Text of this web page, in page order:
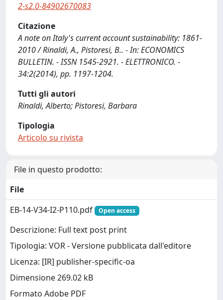
2-s2.0-84902670083
Citazione
A note on Italy's current account sustainability: 1861-
2010 / Rinaldi, A., Pistoresi, B.. - In: ECONOMICS
BULLETIN. - ISSN 1545-2921. - ELETTRONICO. -
34:2(2014), pp. 1197-1204.
Tutti gli autori
Rinaldi, Alberto; Pistoresi, Barbara
Tipologia
Articolo su rivista
File in questo prodotto:
File
EB-14-V34-I2-P110.pdf
Open access
Descrizione: Full text post print
Tipologia: VOR - Versione pubblicata dall'editore
Licenza: [IR] publisher-specific-oa
Dimensione 269.02 kB
Formato Adobe PDF